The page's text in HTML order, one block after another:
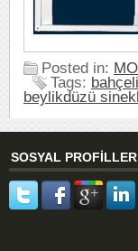
Posted in:
Tags:
beylikdüzü
SOSYAL PROFİLLER